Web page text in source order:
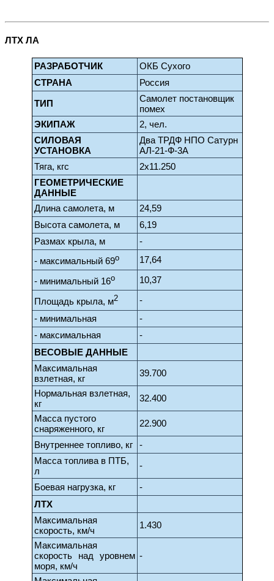
ЛТХ ЛА
РАЗРАБОТЧИК
ОКБ Сухого
СТРАНА
Россия
ТИП
Самолет постановщик
помех
ЭКИПАЖ
2, чел.
СИЛОВАЯ
УСТАНОВКА
Два ТРДФ НПО Сатурн
АЛ-21-Ф-3А
Тяга, кгс
2x11.250
ГЕОМЕТРИЧЕСКИЕ
ДАННЫЕ
Длина самолета, м
24,59
Высота самолета, м
6,19
Размах крыла, м
-
- максимальный 69ο 17,64
- минимальный 16ο 10,37
Площадь крыла, м2
-
- минимальная
-
- максимальная
-
ВЕСОВЫЕ ДАННЫЕ
Максимальная
взлетная, кг
39.700
Нормальная взлетная,
кг
32.400
Масса пустого
снаряженного, кг
22.900
Внутреннее топливо, кг
-
Масса топлива в ПТБ,
л
-
Боевая нагрузка, кг
-
ЛТХ
Максимальная
скорость, км/ч
1.430
Максимальная
скорость над уровнем
моря, км/ч
-